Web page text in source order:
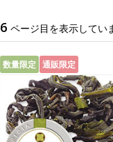
6 ページ目を表示してい
数量限定 通販限定